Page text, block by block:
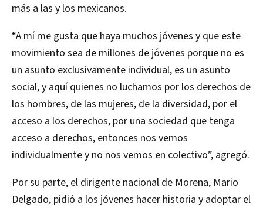
más a las y los mexicanos.
“A mí me gusta que haya muchos jóvenes y que este
movimiento sea de millones de jóvenes porque no es
un asunto exclusivamente individual, es un asunto
social, y aquí quienes no luchamos por los derechos de
los hombres, de las mujeres, de la diversidad, por el
acceso a los derechos, por una sociedad que tenga
acceso a derechos, entonces nos vemos
individualmente y no nos vemos en colectivo”, agregó.
Por su parte, el dirigente nacional de Morena, Mario
Delgado, pidió a los jóvenes hacer historia y adoptar el